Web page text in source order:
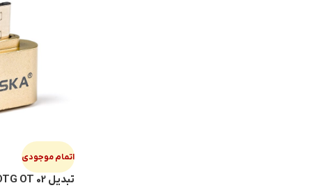
اتمام موجودی
تبدیل HISKA OTG OT 02